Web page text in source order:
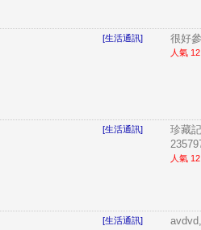
[生活通訊] 很好
人氣
[生活通訊]
珍藏
人氣
[生活通訊]